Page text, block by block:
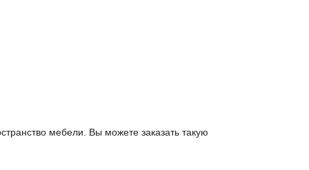
мебели. Вы можете заказать такую